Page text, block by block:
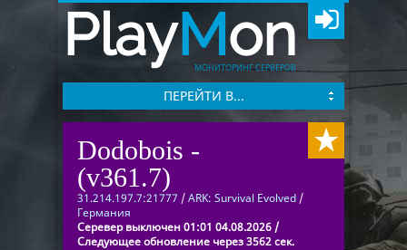
PlayMon
МОНИТОРИНГ СЕРВЕРОВ
ПЕРЕЙТИ В...
Dodobois -
(v361.7)
31.214.197.7:21777 /ARK: Survival Evolved /
Германия
Серевер выключен 01:01 04.08.2026 /
Следующее обновление через 3562 сек.